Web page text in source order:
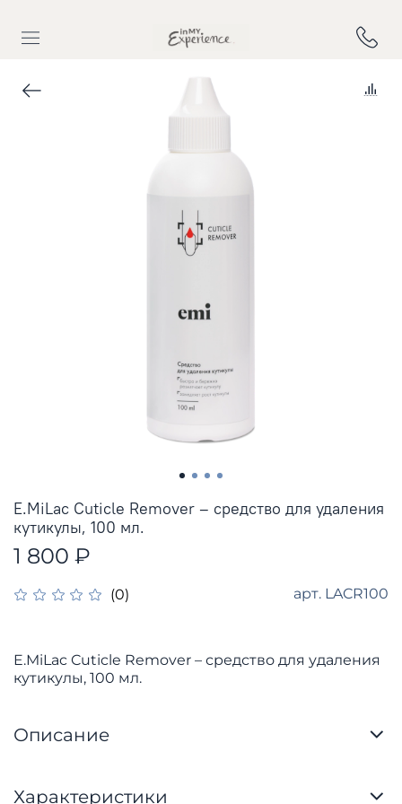
(0) арт. LACR100
E.MiLac Cuticle Remover – средство для удаления
кутикулы, 100 мл.
1 800 ₽
E.MiLac Cuticle Remover – средство для удаления
кутикулы, 100 мл.
Описание
Характеристики